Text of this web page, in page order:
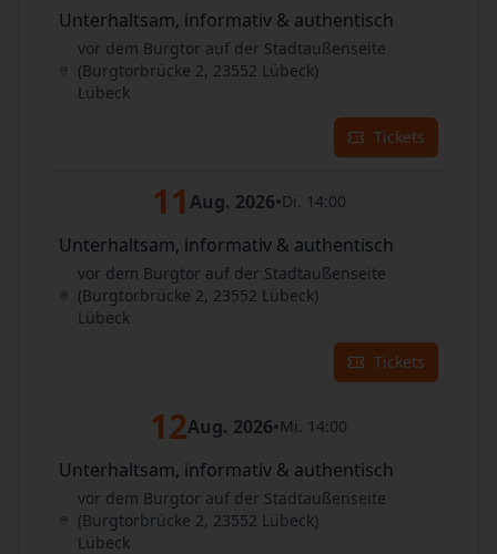
Unterhaltsam, informativ & authentisch
vor dem Burgtor auf der Stadtaußenseite
(Burgtorbrücke 2, 23552 Lübeck)
Lübeck
Tickets
11 Aug. 2026•Di. 14:00
Unterhaltsam, informativ & authentisch
vor dem Burgtor auf der Stadtaußenseite
(Burgtorbrücke 2, 23552 Lübeck)
Lübeck
Tickets
12Aug. 2026•Mi. 14:00
Unterhaltsam, informativ & authentisch
vor dem Burgtor auf der Stadtaußenseite
(Burgtorbrücke 2, 23552 Lübeck)
Lübeck